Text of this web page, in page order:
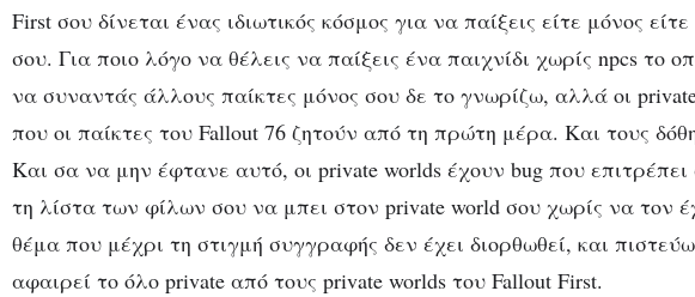
First σου δίνεται ένας ιδιωτικός κόσμος για να παίξεις είτε μόνος
σου. Για ποιο λόγο να θέλεις να παίξεις ένα παιχνίδι χωρίς npcs το
να συναντάς άλλους παίκτες μόνος σου δε το γνωρίζω, αλλά οι private
που οι παίκτες του Fallout 76 ζητούν από τη πρώτη μέρα. Και τους
Και σα να μην έφτανε αυτό, οι private worlds έχουν bug που
τη λίστα των φίλων σου να μπει στον private world σου χωρίς να τον
θέμα που μέχρι τη στιγμή συγγραφής δεν έχει διορθωθεί, και
αφαιρεί το όλο private από τους private worlds του Fallout First.